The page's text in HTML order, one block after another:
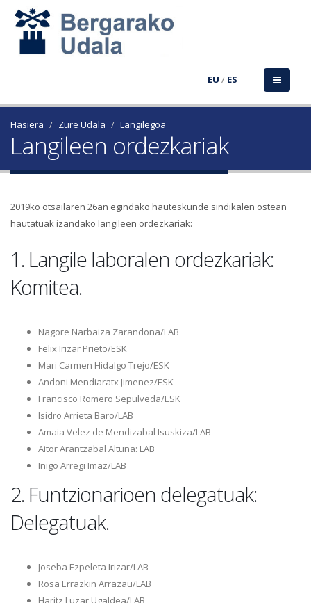
EU / ES
Hasiera Zure Udala Langilegoa
Langileen ordezkariak
2019ko otsailaren 26an egindako hauteskunde sindikalen ostean
hautatuak izandako langileen ordezkariak:
1. Langile laboralen ordezkariak:
Komitea.
Nagore Narbaiza Zarandona/LAB
Felix Irizar Prieto/ESK
Mari Carmen Hidalgo Trejo/ESK
Andoni Mendiaratx Jimenez/ESK
Francisco Romero Sepulveda/ESK
Isidro Arrieta Baro/LAB
Amaia Velez de Mendizabal Isuskiza/LAB
Aitor Arantzabal Altuna: LAB
Iñigo Arregi Imaz/LAB
2. Funtzionarioen delegatuak:
Delegatuak.
Joseba Ezpeleta Irizar/LAB
Rosa Errazkin Arrazau/LAB
Haritz Luzar Ugaldea/LAB